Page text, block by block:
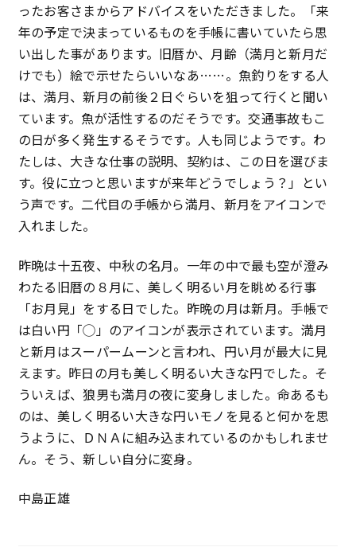
ったお客さまからアドバイスをいただきました。「来
年の予定で決まっているものを手帳に書いていたら思
い出した事があります。旧暦か、月齢（満月と新月だ
けでも）絵で示せたらいいなあ……。魚釣りをする人
は、満月、新月の前後２日ぐらいを狙って行くと聞い
ています。魚が活性するのだそうです。交通事故もこ
の日が多く発生するそうです。人も同じようです。わ
たしは、大きな仕事の説明、契約は、この日を選びま
す。役に立つと思いますが来年どうでしょう？」とい
う声です。二代目の手帳から満月、新月をアイコンで
入れました。
昨晩は十五夜、中秋の名月。一年の中で最も空が澄み
わたる旧暦の８月に、美しく明るい月を眺める行事
「お月見」をする日でした。昨晩の月は新月。手帳で
は白い円「◯」のアイコンが表示されています。満月
と新月はスーパームーンと言われ、円い月が最大に見
えます。昨日の月も美しく明るい大きな円でした。そ
ういえば、狼男も満月の夜に変身しました。命あるも
のは、美しく明るい大きな円いモノを見ると何かを思
うように、ＤＮＡに組み込まれているのかもしれませ
ん。そう、新しい自分に変身。
中島正雄